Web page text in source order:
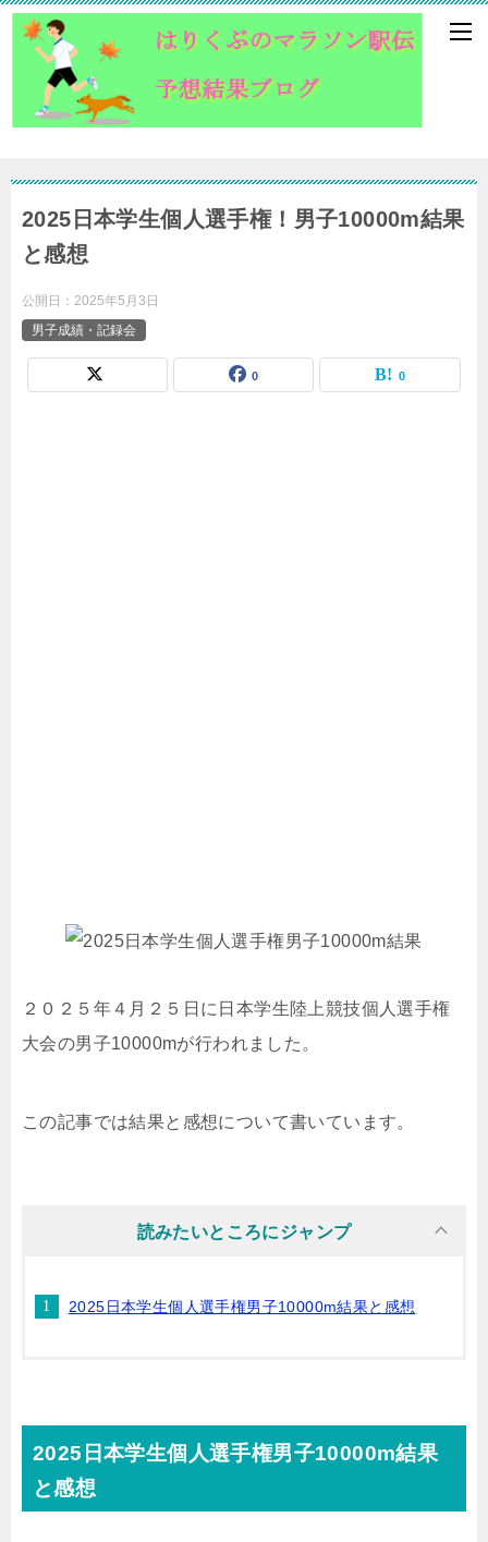
2025日本学生個人選手権！男子10000m結果
と感想
公開日： 2025年5月3日
男子成績・記録会
0 0
２０２５年４月２５日に日本学生陸上競技個人選手権
大会の男子10000mが行われました。
この記事では結果と感想について書いています。
読みたいところにジャンプ
2025日本学生個人選手権男子10000m結果と感想
2025日本学生個人選手権男子10000m結果
と感想